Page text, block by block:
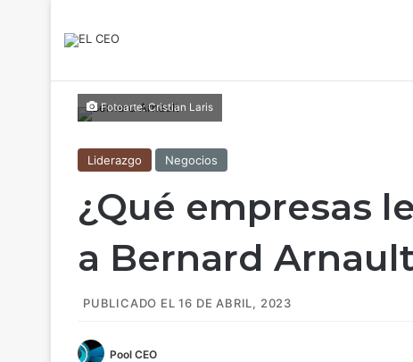
Fotoarte: Cristian Laris
Liderazgo Negocios
¿Qué empresas
a Bernard
PUBLICADO EL 16 DE ABRIL, 2023
Pool CEO